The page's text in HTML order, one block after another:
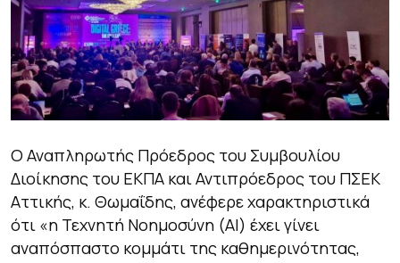
Ο Αναπληρωτής Πρόεδρος του Συμβουλίου
Διοίκησης του ΕΚΠΑ και Αντιπρόεδρος του ΠΣΕΚ
Αττικής, κ. Θωμαΐδης, ανέφερε χαρακτηριστικά
ότι «η Τεχνητή Νοημοσύνη (AI) έχει γίνει
αναπόσπαστο κομμάτι της καθημερινότητας,